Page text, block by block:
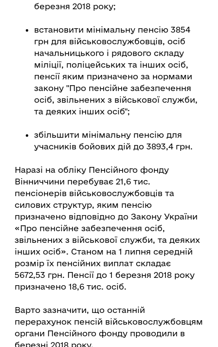
березня 2018 року;
встановити мінімальну пенсію 3854
грн для військовослужбовців, осіб
начальницького і рядового складу
міліції, поліцейських та інших осіб,
пенсії яким призначено за нормами
закону "Про пенсійне забезпечення
осіб, звільнених з військової служби,
та деяких інших осіб";
збільшити мінімальну пенсію для
учасників бойових дій до 3893,4 грн.
Наразі на обліку Пенсійного фонду
Вінниччини перебуває 21,6 тис.
пенсіонерів військовослужбовців та
силових структур, яким пенсію
призначено відповідно до Закону України
«Про пенсійне забезпечення осіб,
звільнених з військової служби, та деяких
інших осіб». Станом на 1 липня середній
розмір їх пенсійних виплат складає
5672,53 грн. Пенсії до 1 березня 2018 року
призначено 18,6 тис. осіб.
Варто зазначити, що останній
перерахунок пенсій військовослужбовцям
органи Пенсійного фонду проводили в
березні 2018 року.